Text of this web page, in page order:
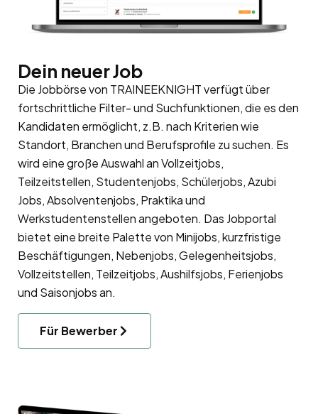
Dein neuer Job
Die Jobbörse von TRAINEEKNIGHT verfügt über
fortschrittliche Filter- und Suchfunktionen, die es den
Kandidaten ermöglicht, z.B. nach Kriterien wie
Standort, Branchen und Berufsprofile zu suchen. Es
wird eine große Auswahl an Vollzeitjobs,
Teilzeitstellen, Studentenjobs, Schülerjobs, Azubi
Jobs, Absolventenjobs, Praktika und
Werkstudentenstellen angeboten. Das Jobportal
bietet eine breite Palette von Minijobs, kurzfristige
Beschäftigungen, Nebenjobs, Gelegenheitsjobs,
Vollzeitstellen, Teilzeitjobs, Aushilfsjobs, Ferienjobs
und Saisonjobs an.
Für Bewerber